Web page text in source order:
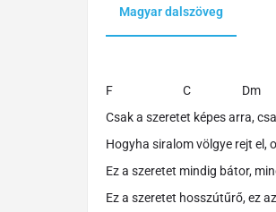
Magyar dalszöveg
F C
Csak a szeretet képes arra,
Hogyha siralom völgye rejt el,
Ez a szeretet mindig bátor,
Ez a szeretet hosszútűrő, ez